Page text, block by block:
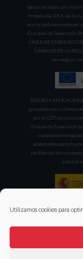
Utilizamos cookies para
Se ha recibido un
Andalucía IDEA, de la
euros, cofinanciado en
Europeo de Desarrollo
LÍNEA DE
CANALES DE
conseguir un
DISEÑO Y
proyecto con número
por el CDTI en su
Directa de Expansión
nuevas tecnologías
sostenibles para
recibiendo en
sobre el